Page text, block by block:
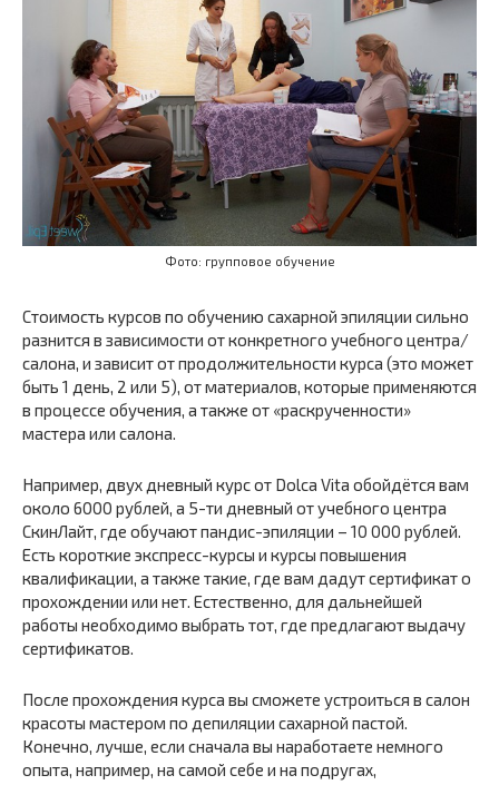
Фото: групповое обучение
Стоимость курсов по обучению сахарной эпиляции сильно
разнится в зависимости от конкретного учебного центра/
салона, и зависит от продолжительности курса (это может
быть 1 день, 2 или 5), от материалов, которые применяются
в процессе обучения, а также от «раскрученности»
мастера или салона.
Например, двух дневный курс от Dolca Vita обойдётся вам
около 6000 рублей, а 5-ти дневный от учебного центра
СкинЛайт, где обучают пандис-эпиляции – 10 000 рублей.
Есть короткие экспресс-курсы и курсы повышения
квалификации, а также такие, где вам дадут сертификат о
прохождении или нет. Естественно, для дальнейшей
работы необходимо выбрать тот, где предлагают выдачу
сертификатов.
После прохождения курса вы сможете устроиться в салон
красоты мастером по депиляции сахарной пастой.
Конечно, лучше, если сначала вы наработаете немного
опыта, например, на самой себе и на подругах,